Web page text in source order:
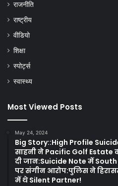
राजनीति
राष्ट्रीय
वीडियो
शिक्षा
स्पोर्ट्स
स्वास्थ्य
Most Viewed Posts
May 24, 2024
Big Story::High Profile
साहनी ने Pacific Golf Estate
दी जान:Suicide Note में
पर संगीन आरोप:पुलिस ने
में थे Silent Partner!